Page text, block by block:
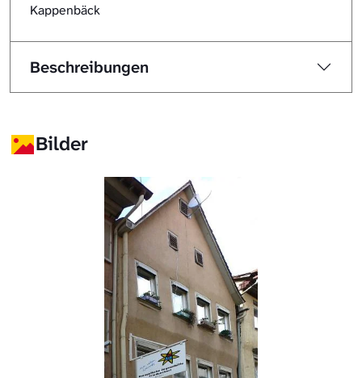
Kappenbäck
Beschreibungen
Bilder